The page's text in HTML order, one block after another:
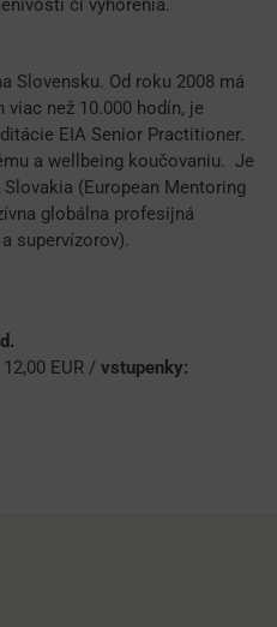
či vyhorenia.
Slovensku. Od roku 2008 má
než 10.000 hodín, je
EIA Senior Practitioner.
a wellbeing koučovaniu. Je
(European Mentoring
globálna profesijná
supervízorov).
EUR / vstupenky: